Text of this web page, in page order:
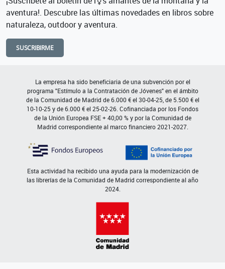
aventura!. Descubre las últimas novedades en libros sobre
naturaleza, outdoor y aventura.
SUSCRIBIRME
La empresa ha sido beneficiaria de una subvención por el
programa "Estímulo a la Contratación de Jóvenes" en el ámbito
de la Comunidad de Madrid de 6.000 € el 30-04-25, de 5.500 € el
10-10-25 y de 6.000 € el 25-02-26. Cofinanciada por los Fondos
de la Unión Europea FSE + 40,00 % y por la Comunidad de
Madrid correspondiente al marco financiero 2021-2027.
Esta actividad ha recibido una ayuda para la modernización de
las librerías de la Comunidad de Madrid correspondiente al año
2024.